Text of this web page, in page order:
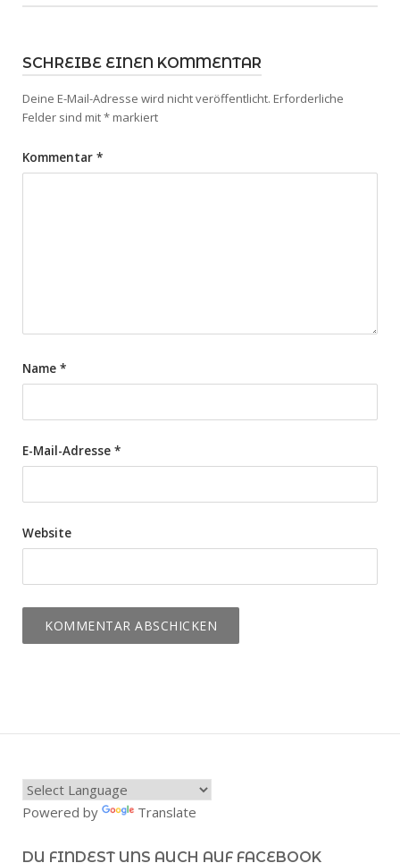
SCHREIBE EINEN KOMMENTAR
Deine E-Mail-Adresse wird nicht veröffentlicht. Erforderliche
Felder sind mit* markiert
Kommentar *
Name *
E-Mail-Adresse *
Website
Powered by Translate
DU FINDEST UNS AUCH AUF FACEBOOK